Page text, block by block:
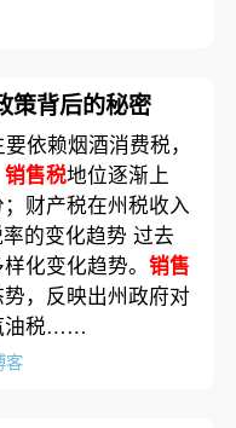
策背后的秘密
依赖烟酒消费税，
销售税地位逐渐上
财产税在州税收入
的变化趋势 过去
化变化趋势。 销售
，反映出州政府对
油税……
客